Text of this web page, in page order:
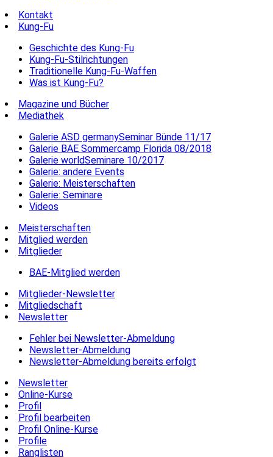
Kontakt
Kung-Fu
Geschichte des Kung-Fu
Kung-Fu-Stilrichtungen
Traditionelle Kung-Fu-Waffen
Was ist Kung-Fu?
Magazine und Bücher
Mediathek
Galerie ASD germanySeminar Bünde 11/17
Galerie BAE Sommercamp Florida 08/2018
Galerie worldSeminare 10/2017
Galerie: andere Events
Galerie: Meisterschaften
Galerie: Seminare
Videos
Meisterschaften
Mitglied werden
Mitglieder
BAE-Mitglied werden
Mitglieder-Newsletter
Mitgliedschaft
Newsletter
Fehler bei Newsletter-Abmeldung
Newsletter-Abmeldung
Newsletter-Abmeldung bereits erfolgt
Newsletter
Online-Kurse
Profil
Profil bearbeiten
Profil Online-Kurse
Profile
Ranglisten